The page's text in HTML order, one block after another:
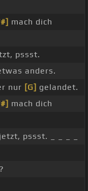
mach dich
pssst.
anders.
nur [G] gelandet.
mach dich
jetzt, pssst. _ _ _ _